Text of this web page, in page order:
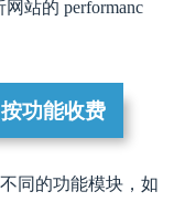
站的 performanc
功能收费
同的功能模块，如